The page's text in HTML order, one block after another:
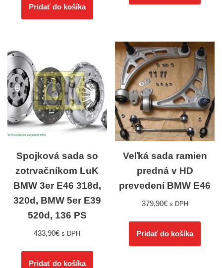
Pridať do košíka
Spojková sada so
zotrvačníkom LuK
BMW 3er E46 318d,
320d, BMW 5er E39
520d, 136 PS
433,90€ s DPH
Pridať do košíka
Veľká sada ramien
predná v HD
prevedení BMW E46
379,90€ s DPH
Pridať do košíka